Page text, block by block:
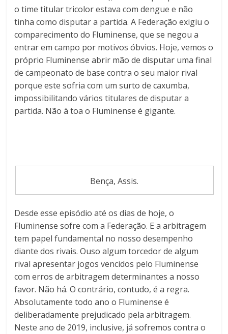
o time titular tricolor estava com dengue e não
tinha como disputar a partida. A Federação exigiu o
comparecimento do Fluminense, que se negou a
entrar em campo por motivos óbvios. Hoje, vemos o
próprio Fluminense abrir mão de disputar uma final
de campeonato de base contra o seu maior rival
porque este sofria com um surto de caxumba,
impossibilitando vários titulares de disputar a
partida. Não à toa o Fluminense é gigante.
Bença, Assis.
Desde esse episódio até os dias de hoje, o
Fluminense sofre com a Federação. E a arbitragem
tem papel fundamental no nosso desempenho
diante dos rivais. Ouso algum torcedor de algum
rival apresentar jogos vencidos pelo Fluminense
com erros de arbitragem determinantes a nosso
favor. Não há. O contrário, contudo, é a regra.
Absolutamente todo ano o Fluminense é
deliberadamente prejudicado pela arbitragem.
Neste ano de 2019, inclusive, já sofremos contra o